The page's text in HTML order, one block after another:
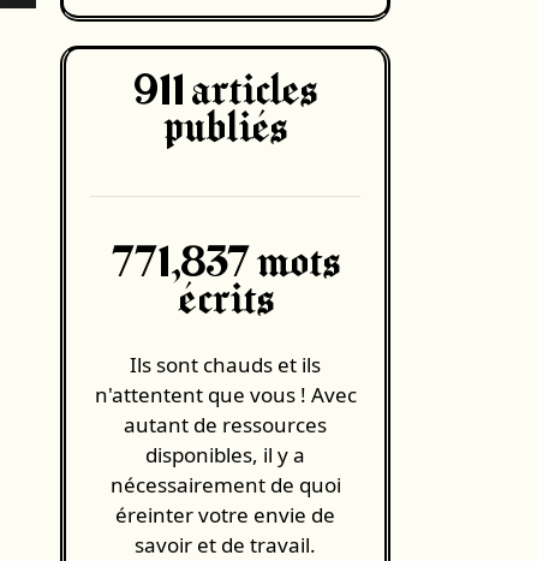
911 articles
publiés
771,837 mots
écrits
Ils sont chauds et ils
n'attentent que vous ! Avec
autant de ressources
disponibles, il y a
nécessairement de quoi
éreinter votre envie de
savoir et de travail.